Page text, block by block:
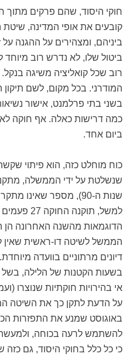
חוקי היסוד, שהם פרקים מתוך
קובעים את אופי המדינה,
ביניהם, ומצהירים על ההגנה
רוב שכל קואליציה משיגה
המודרני. בכל מקום, לשם
בשני בתי פרלמנט, אישור
כמה דרישות כאלה. אף חוקה לא
ביום אחד.
כוח מוחלט כזה, הוא פיתוי
שנות ה-90), מספר
הדוגמאות מהשנה האחרונה הן
הממשל לשיטה דו-ראשית שאין
דיונים מרתוניים בוועדה
בשעות הקטנות של הלילה, בשל
אי בהירויות חוקתיות שנוצרו
על הדעת לתקן כך את השיטה
באוגוסט שמנע את התפזרות
להשתמש לרעה בכוחה, ולמעשה
כי כל כלל בחוקי היסוד, גם